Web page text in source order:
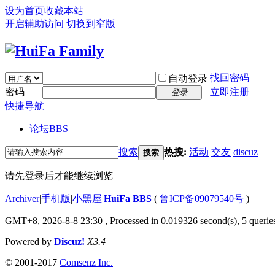
设为首页收藏本站
开启辅助访问 切换到窄版
自动登录 找回密码
密码
登录
立即注册
快捷导航
论坛BBS
搜索 搜索 热搜: 活动 交友 discuz
请先登录后才能继续浏览
Archiver|手机版|小黑屋|HuiFa BBS ( 鲁ICP备09079540号 )
GMT+8, 2026-8-8 23:30 , Processed in 0.019326 second(s), 5
Powered by Discuz! X3.4
© 2001-2017 Comsenz Inc.